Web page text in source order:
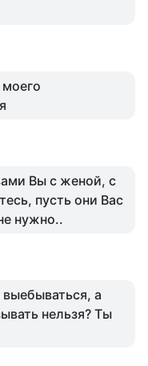
Вы с женой, с
пусть они Вас
нужно..
а
нельзя? Ты